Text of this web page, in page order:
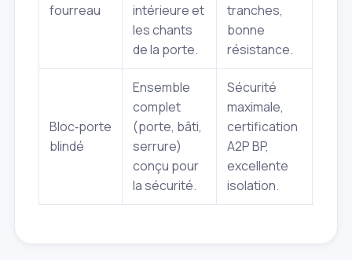
fourreau
intérieure et
les chants
de la porte.
tranches,
bonne
résistance.
Bloc‑porte
blindé
Ensemble
complet
(porte, bâti,
serrure)
conçu pour
la sécurité.
Sécurité
maximale,
certification
A2P BP,
excellente
isolation.